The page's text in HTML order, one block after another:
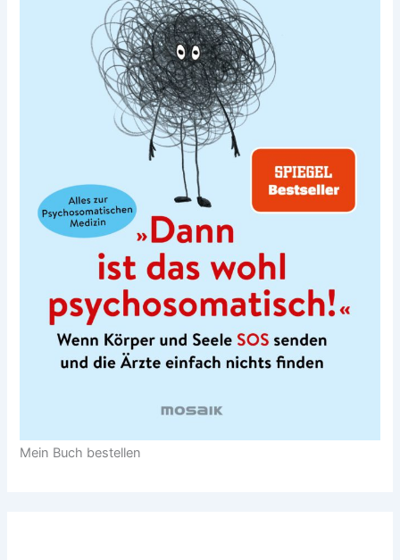
Mein Buch bestellen